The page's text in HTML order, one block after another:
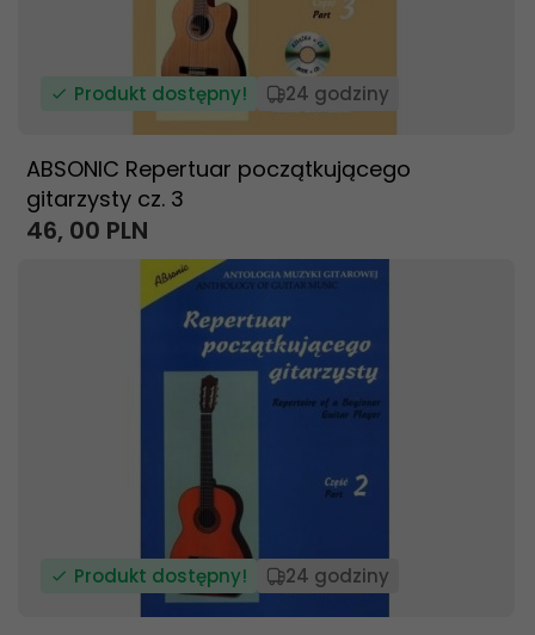
Produkt dostępny! 24 godziny
ABSONIC Repertuar początkującego
gitarzysty cz. 3
46, 00 PLN
Produkt dostępny! 24 godziny